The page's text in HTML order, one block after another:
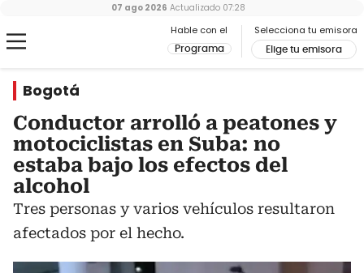
Hable con el
Programa
Selecciona tu emisora
Elige tu emisora
07 ago 2026 Actualizado 07:28
Bogotá
Conductor arrolló a peatones y
motociclistas en Suba: no
estaba bajo los efectos del
alcohol
Tres personas y varios vehículos resultaron
afectados por el hecho.